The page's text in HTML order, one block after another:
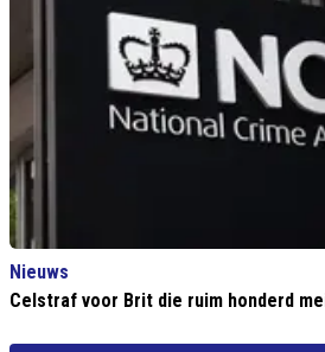
Nieuws
Celstraf voor Brit die ruim honderd